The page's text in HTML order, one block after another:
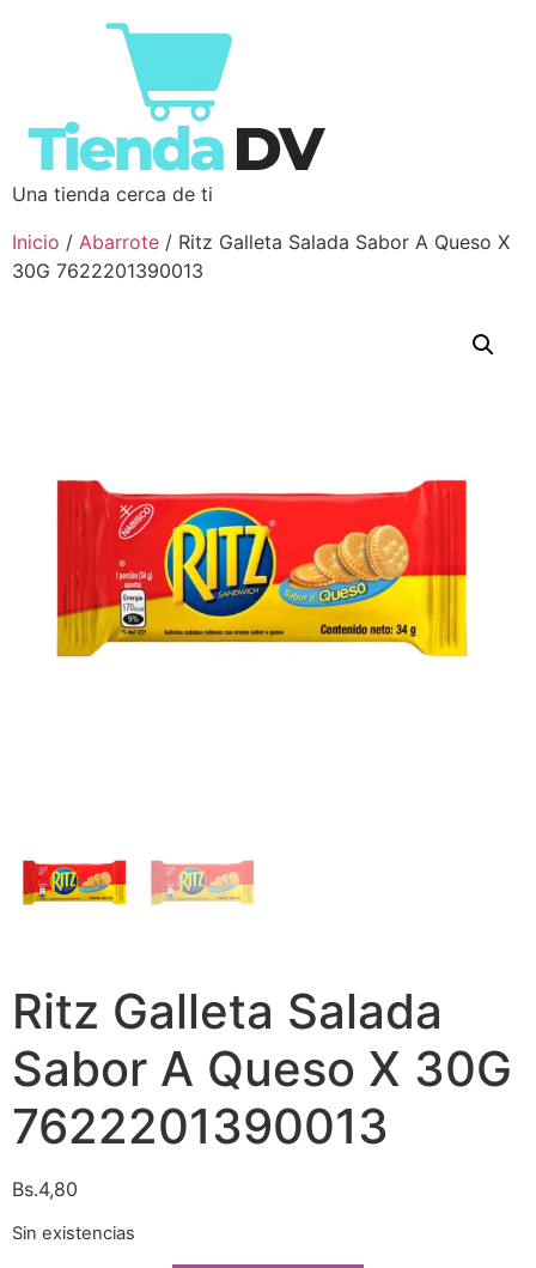
Una tienda cerca de ti
Inicio / Abarrote / Ritz Galleta Salada Sabor A Queso X
30G 7622201390013
Ritz Galleta Salada
Sabor A Queso X 30G
7622201390013
Bs.4,80
Sin existencias